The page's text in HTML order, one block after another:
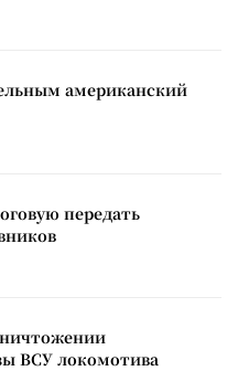
американский
передать
ВСУ локомотива